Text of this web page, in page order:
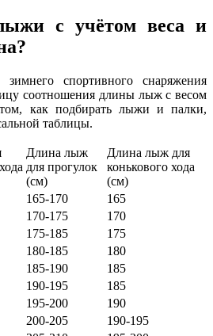
с учётом веса и
спортивного снаряжения
соотношения длины лыж с весом
как подбирать лыжи и палки,
таблицы.
Длина лыж
для прогулок
(см)
Длина лыж для
конькового хода
(см)
165-170
165
170-175
170
175-185
175
180-185
180
185-190
185
190-195
185
195-200
190
200-205
190-195